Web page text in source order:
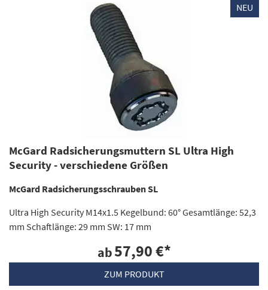
NEU
McGard Radsicherungsmuttern SL Ultra High
Security - verschiedene Größen
McGard Radsicherungsschrauben SL
Ultra High Security M14x1.5 Kegelbund: 60° Gesamtlänge: 52,3
mm Schaftlänge: 29 mm SW: 17 mm
ab57,90 €*
ZUM PRODUKT